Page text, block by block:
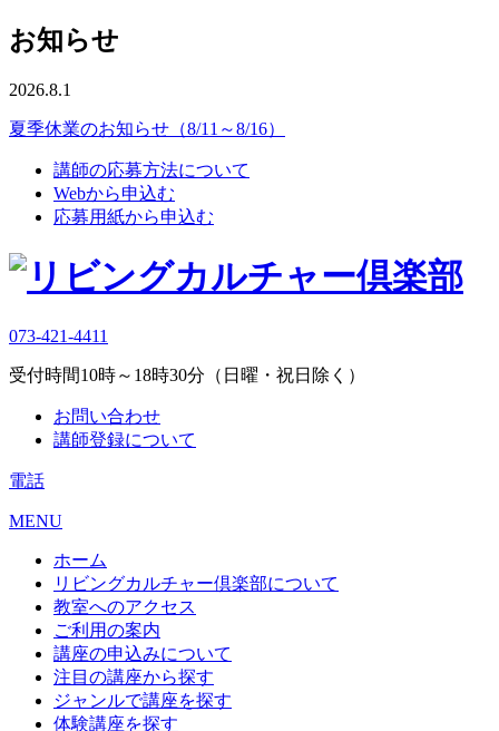
お知らせ
2026.8.1
夏季休業のお知らせ（8/11～8/16）
講師の応募方法について
Webから申込む
応募用紙から申込む
073-421-4411
受付時間10時～18時30分（日曜・祝日除く）
お問い合わせ
講師登録について
電話
MENU
ホーム
リビングカルチャー倶楽部について
教室へのアクセス
ご利用の案内
講座の申込みについて
注目の講座から探す
ジャンルで講座を探す
体験講座を探す